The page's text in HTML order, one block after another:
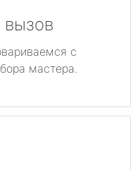
с
мастера.